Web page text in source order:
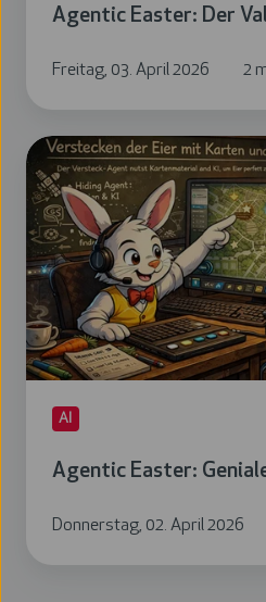
Agentic Easter: Der
Freitag, 03. April 2026 2
Agentic
Easter:
Geniales
Eierverstecken
AI
Agentic Easter:
Donnerstag, 02. April 2026